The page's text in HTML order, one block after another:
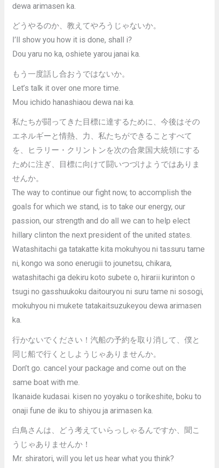
dewa arimasen ka.
どうやるのか、教えてやろうじゃないか。
I’ll show you how it is done, shall i?
Dou yaru no ka, oshiete yarou janai ka.
もう一度話し合おうではないか。
Let’s talk it over one more time.
Mou ichido hanashiaou dewa nai ka.
私たちが闘ってきた目標に達するために、今後はその
エネルギーと情熱、力、私たちができることすべて
を、ヒラリー・クリントンを次の合衆国大統領にする
ために注ぎ、目標に向けて闘いつづけようではありま
せんか。
The way to continue our fight now, to accomplish the
goals for which we stand, is to take our energy, our
passion, our strength and do all we can to help elect
hillary clinton the next president of the united states.
Watashitachi ga tatakatte kita mokuhyou ni tassuru tame
ni, kongo wa sono enerugii to jounetsu, chikara,
watashitachi ga dekiru koto subete o, hirarii kurinton o
tsugi no gasshuukoku daitouryou ni suru tame ni sosogi,
mokuhyou ni mukete tatakaitsuzukeyou dewa arimasen
ka.
行かないでください！汽船の予約を取り消して、僕と
同じ船で行くとしようじゃありませんか。
Don’t go. cancel your package and come out on the
same boat with me.
Ikanaide kudasai. kisen no yoyaku o torikeshite, boku to
onaji fune de iku to shiyou ja arimasen ka.
白鳥さんは、どう考えていらっしゃるんですか、聞こ
うじゃありませんか！
Mr. shiratori, will you let us hear what you think?